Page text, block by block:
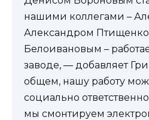
нашими коллегами –
Александром
Белоивановым –
заводе, — добавляет
общем, нашу работу
социально
мы смонтируем